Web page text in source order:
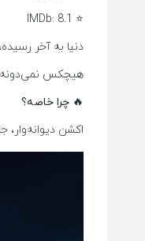
⭐ IMDb: 8.1
دنیا به آخر
هیچکس نمی‌دونه
🔥 چرا خاصه؟
اکشن دیوانه‌وار،